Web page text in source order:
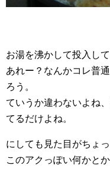
お湯を沸かして投入し
あれー？なんかコレ普
ろう。
ていうか違わないよね
てるだけよね。
にしても見た目がちょ
このアクっぽい何かと